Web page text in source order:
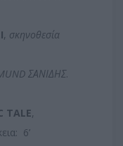
, σκηνοθεσία
ΣΑΝΙΔΗΣ.
TALE,
6’